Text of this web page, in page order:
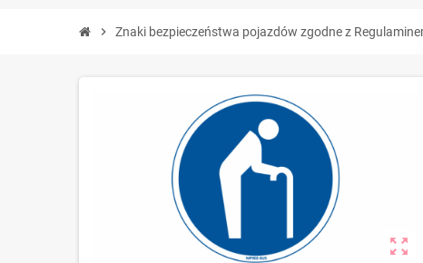
chevron_right Znaki bezpieczeństwa pojazdów zgodne z
zoom_out_map